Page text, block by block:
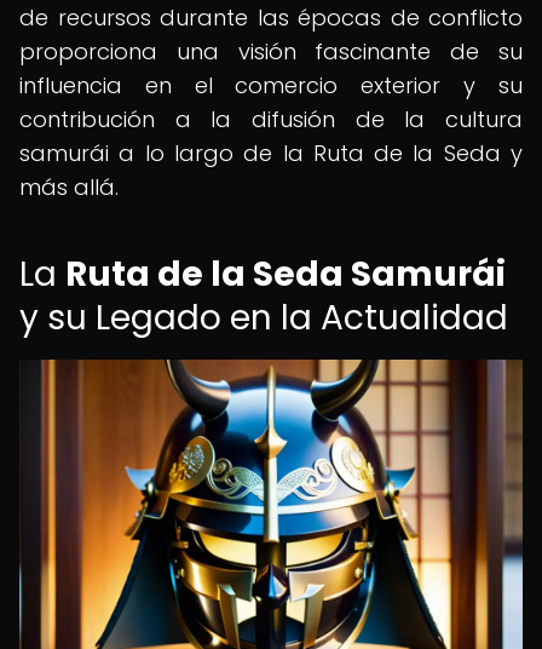
de recursos durante las épocas de conflicto
proporciona una visión fascinante de su
influencia en el comercio exterior y su
contribución a la difusión de la cultura
samurái a lo largo de la Ruta de la Seda y
más allá.
La Ruta de la Seda Samurái
y su Legado en la Actualidad